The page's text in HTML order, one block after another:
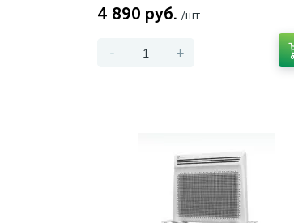
4 890 руб. /шт
- +